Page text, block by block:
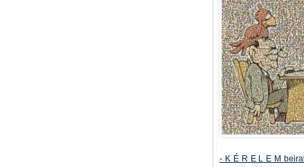
- K É R E L E M